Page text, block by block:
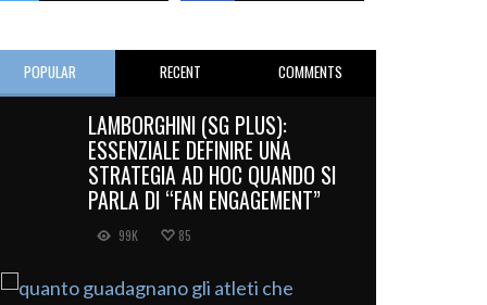
POPULAR RECENT COMMENTS
LAMBORGHINI (SG PLUS):
ESSENZIALE DEFINIRE UNA
STRATEGIA AD HOC QUANDO SI
PARLA DI “FAN ENGAGEMENT”
99K 85